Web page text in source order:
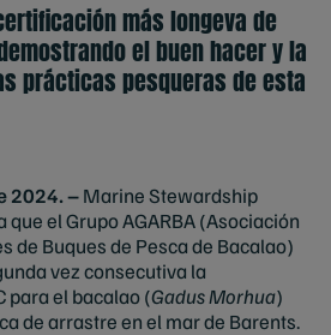
más longeva de
el buen hacer y la
prácticas pesqueras de esta
2024. –Marine Stewardship
el Grupo AGARBA (Asociación
de Buques de Pesca de Bacalao)
vez consecutiva la
para el bacalao (Gadus Morhua)
de arrastre en el mar de Barents.